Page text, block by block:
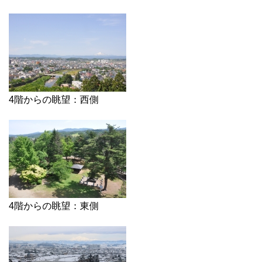
4階からの眺望：西側
4階からの眺望：東側